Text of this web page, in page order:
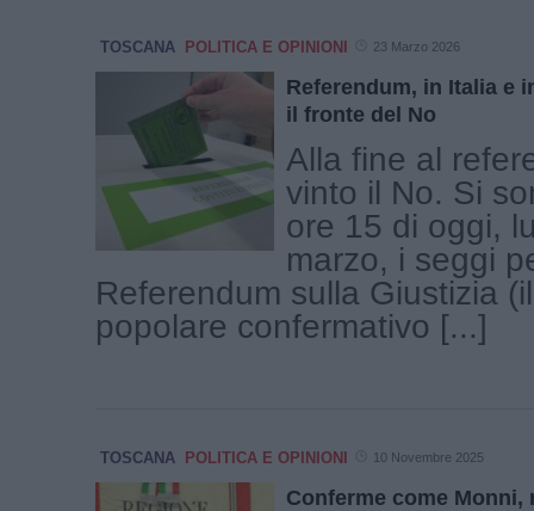
TOSCANA POLITICA E OPINIONI 23 Marzo 2026
Referendum, in Italia e
il fronte del No
Alla fine al
vinto il No. Si
ore 15 di oggi,
marzo, i seggi
Referendum sulla Giustizia
popolare confermativo [...]
TOSCANA POLITICA E OPINIONI 10 Novembre 2025
Conferme come Monni,